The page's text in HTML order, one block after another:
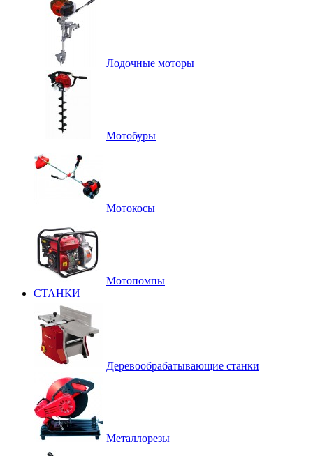
Лодочные моторы
Мотобуры
Мотокосы
Мотопомпы
СТАНКИ
Деревообрабатывающие станки
Металлорезы